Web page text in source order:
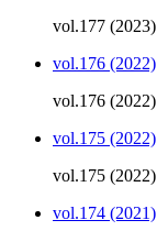
vol.177 (2023)
vol.176 (2022)
vol.176 (2022)
vol.175 (2022)
vol.175 (2022)
vol.174 (2021)